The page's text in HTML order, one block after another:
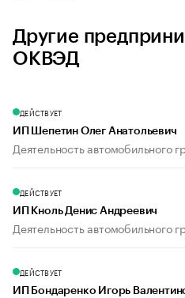
Другие
ОКВЭД
ДЕЙСТВУЕТ
ИП Шепетин Олег Анатольевич
Деятельность автомобильного
ДЕЙСТВУЕТ
ИП Кноль Денис Андреевич
Деятельность автомобильного
ДЕЙСТВУЕТ
ИП Бондаренко Игорь